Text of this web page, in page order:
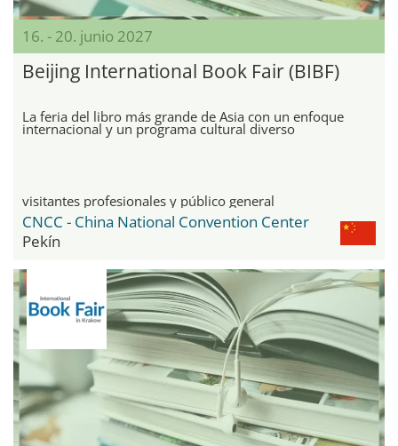
16. - 20. junio 2027
Beijing International Book Fair (BIBF)
La feria del libro más grande de Asia con un enfoque
internacional y un programa cultural diverso
visitantes profesionales y público general
CNCC - China National Convention Center
Pekín